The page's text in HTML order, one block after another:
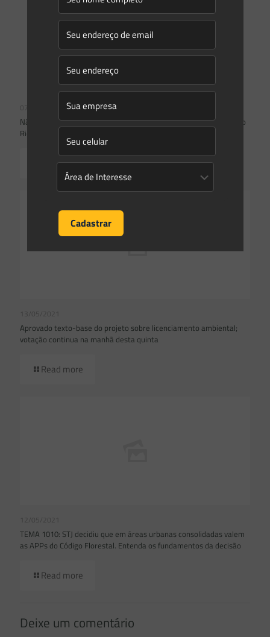
Não há irregularidades no Conselho Estadual de Meio Ambiente do
Rio de Janeiro
Read more
13/05/2021
Aprovado texto-base do projeto sobre licenciamento ambiental;
votação continua na manhã desta quinta
Read more
12/05/2021
TEMA 1010: STJ decidiu que em áreas urbanas consolidadas valem
as APPs do Código Florestal. Entenda os fundamentos da decisão
Read more
Deixe um comentário